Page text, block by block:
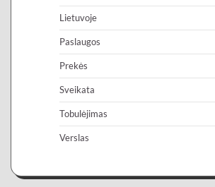
Lietuvoje
Paslaugos
Prekės
Sveikata
Tobulėjimas
Verslas